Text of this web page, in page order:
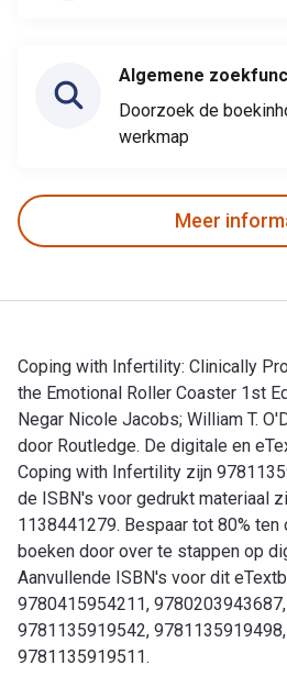
Algemene
Doorzoek de
werkmap
Meer
Coping with Infertility: Clinically
the Emotional Roller Coaster 1st
Negar Nicole Jacobs; William T.
door Routledge. De digitale en
Coping with Infertility zijn
de ISBN's voor gedrukt materiaal
1138441279. Bespaar tot 80%
boeken door over te stappen op
Aanvullende ISBN's voor dit
9780415954211,
9781135919542,
9781135919511.